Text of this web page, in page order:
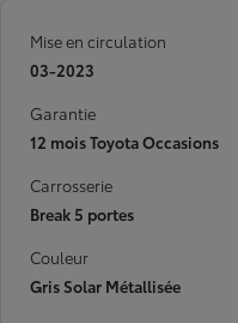
Mise en circulation
03-2023
Garantie
12 mois Toyota Occasions
Carrosserie
Break 5 portes
Couleur
Gris Solar Métallisée